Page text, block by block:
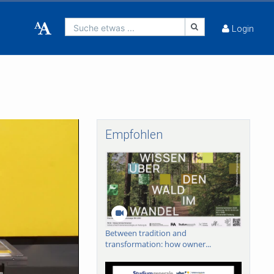
Suche etwas ... Login
Empfohlen
Between tradition and
transformation: how owner...